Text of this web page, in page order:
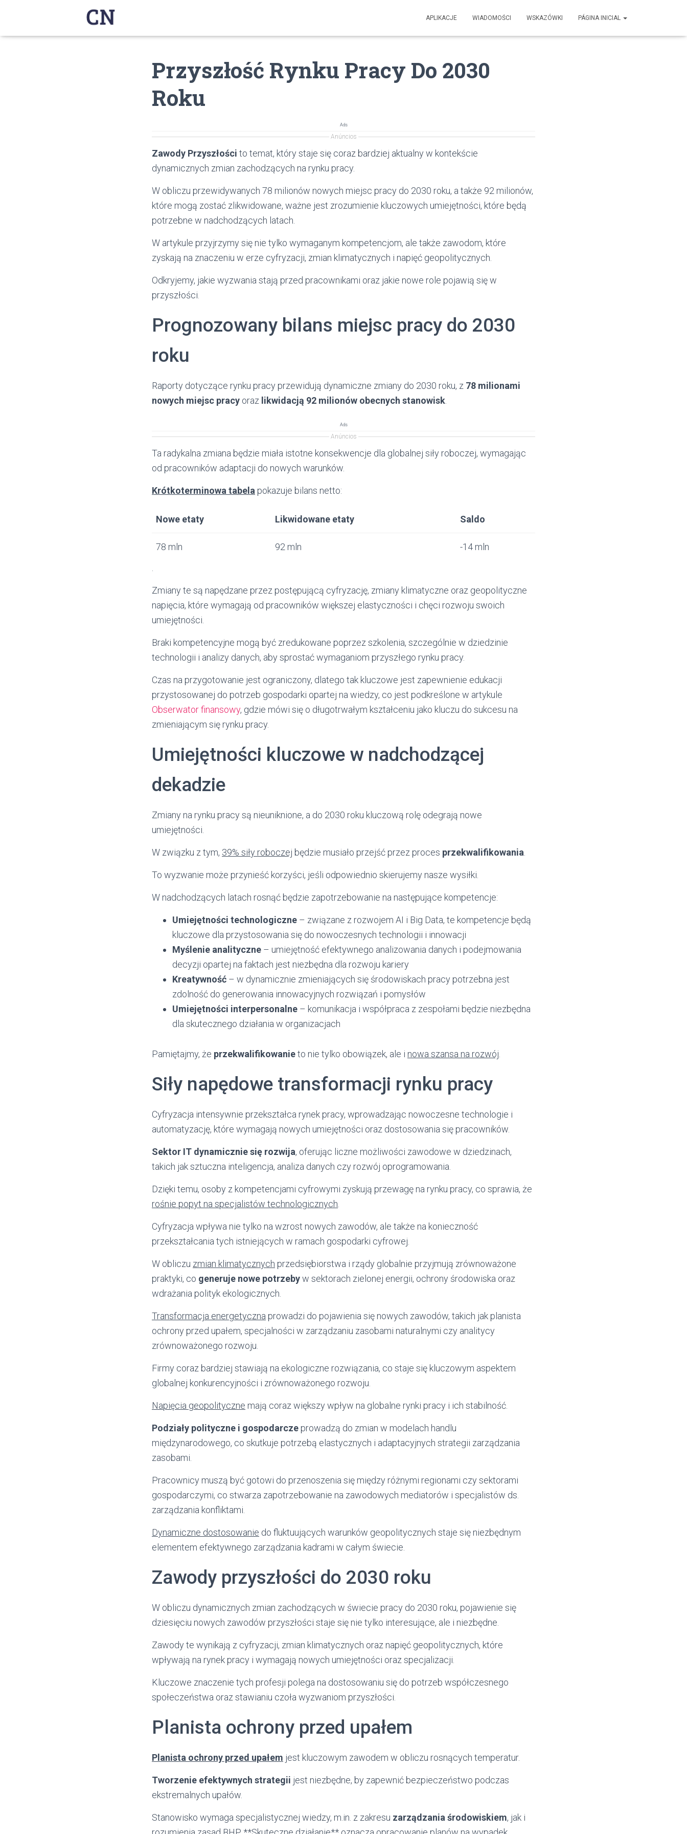
APLIKACJE WIADOMOŚCI WSKAZÓWKI PÁGINA INICIAL
Przyszłość Rynku Pracy Do 2030
Roku
Ads
Anúncios
Zawody Przyszłości to temat, który staje się coraz bardziej aktualny w kontekście
dynamicznych zmian zachodzących na rynku pracy.
W obliczu przewidywanych 78 milionów nowych miejsc pracy do 2030 roku, a także 92 milionów,
które mogą zostać zlikwidowane, ważne jest zrozumienie kluczowych umiejętności, które będą
potrzebne w nadchodzących latach.
W artykule przyjrzymy się nie tylko wymaganym kompetencjom, ale także zawodom, które
zyskają na znaczeniu w erze cyfryzacji, zmian klimatycznych i napięć geopolitycznych.
Odkryjemy, jakie wyzwania stają przed pracownikami oraz jakie nowe role pojawią się w
przyszłości.
Prognozowany bilans miejsc pracy do 2030
roku
Raporty dotyczące rynku pracy przewidują dynamiczne zmiany do 2030 roku, z 78 milionami
nowych miejsc pracy oraz likwidacją 92 milionów obecnych stanowisk
Ads
Anúncios
Ta radykalna zmiana będzie miała istotne konsekwencje dla globalnej siły roboczej, wymagając
od pracowników adaptacji do nowych warunków.
Krótkoterminowa tabela pokazuje bilans netto:
Nowe etaty Likwidowane etaty Saldo
78 mln 92 mln
-14 mln
Zmiany te są napędzane przez postępującą cyfryzację, zmiany klimatyczne oraz geopolityczne
napięcia, które wymagają od pracowników większej elastyczności i chęci rozwoju swoich
umiejętności.
Braki kompetencyjne mogą być zredukowane poprzez szkolenia, szczególnie w dziedzinie
technologii i analizy danych, aby sprostać wymaganiom przyszłego rynku pracy.
Czas na przygotowanie jest ograniczony, dlatego tak kluczowe jest zapewnienie edukacji
przystosowanej do potrzeb gospodarki opartej na wiedzy, co jest podkreślone w artykule
Obserwator finansowy, gdzie mówi się o długotrwałym kształceniu jako kluczu do sukcesu na
zmieniającym się rynku pracy.
Umiejętności kluczowe w nadchodzącej
dekadzie
Zmiany na rynku pracy są nieuniknione, a do 2030 roku kluczową rolę odegrają nowe
umiejętności.
W związku z tym, 39% siły roboczej będzie musiało przejść przez proces przekwalifikowania
To wyzwanie może przynieść korzyści, jeśli odpowiednio skierujemy nasze wysiłki.
W nadchodzących latach rosnąć będzie zapotrzebowanie na następujące kompetencje:
Umiejętności technologiczne – związane z rozwojem AI i Big Data, te kompetencje będą
kluczowe dla przystosowania się do nowoczesnych technologii i innowacji
Myślenie analityczne – umiejętność efektywnego analizowania danych i podejmowania
decyzji opartej na faktach jest niezbędna dla rozwoju kariery
Kreatywność – w dynamicznie zmieniających się środowiskach pracy potrzebna jest
zdolność do generowania innowacyjnych rozwiązań i pomysłów
Umiejętności interpersonalne – komunikacja i współpraca z zespołami będzie niezbędna
dla skutecznego działania w organizacjach
Pamiętajmy, że przekwalifikowanieto nie tylko obowiązek, ale i nowa szansa na rozwój
Siły napędowe transformacji rynku pracy
Cyfryzacja intensywnie przekształca rynek pracy, wprowadzając nowoczesne technologie i
automatyzację, które wymagają nowych umiejętności oraz dostosowania się pracowników.
Sektor IT dynamicznie się rozwija, oferując liczne możliwości zawodowe w dziedzinach,
takich jak sztuczna inteligencja, analiza danych czy rozwój oprogramowania.
Dzięki temu, osoby z kompetencjami cyfrowymi zyskują przewagę na rynku pracy, co sprawia, że
rośnie popyt na specjalistów technologicznych
Cyfryzacja wpływa nie tylko na wzrost nowych zawodów, ale także na konieczność
przekształcania tych istniejących w ramach gospodarki cyfrowej.
W obliczu zmian klimatycznych przedsiębiorstwa i rządy globalnie przyjmują zrównoważone
praktyki, co generuje nowe potrzebyw sektorach zielonej energii, ochrony środowiska oraz
wdrażania polityk ekologicznych.
Transformacja energetyczna prowadzi do pojawienia się nowych zawodów, takich jak planista
ochrony przed upałem, specjalności w zarządzaniu zasobami naturalnymi czy analitycy
zrównoważonego rozwoju.
Firmy coraz bardziej stawiają na ekologiczne rozwiązania, co staje się kluczowym aspektem
globalnej konkurencyjności i zrównoważonego rozwoju.
Napięcia geopolityczne mają coraz większy wpływ na globalne rynki pracy i ich stabilność.
Podziały polityczne i gospodarcze prowadzą do zmian w modelach handlu
międzynarodowego, co skutkuje potrzebą elastycznych i adaptacyjnych strategii zarządzania
zasobami.
Pracownicy muszą być gotowi do przenoszenia się między różnymi regionami czy sektorami
gospodarczymi, co stwarza zapotrzebowanie na zawodowych mediatorów i specjalistów ds.
zarządzania konfliktami.
Dynamiczne dostosowanie do fluktuujących warunków geopolitycznych staje się niezbędnym
elementem efektywnego zarządzania kadrami w całym świecie.
Zawody przyszłości do 2030 roku
W obliczu dynamicznych zmian zachodzących w świecie pracy do 2030 roku, pojawienie się
dziesięciu nowych zawodów przyszłości staje się nie tylko interesujące, ale i niezbędne.
Zawody te wynikają z cyfryzacji, zmian klimatycznych oraz napięć geopolitycznych, które
wpływają na rynek pracy i wymagają nowych umiejętności oraz specjalizacji.
Kluczowe znaczenie tych profesji polega na dostosowaniu się do potrzeb współczesnego
społeczeństwa oraz stawianiu czoła wyzwaniom przyszłości.
Planista ochrony przed upałem
Planista ochrony przed upałem jest kluczowym zawodem w obliczu rosnących temperatur.
Tworzenie efektywnych strategii jest niezbędne, by zapewnić bezpieczeństwo podczas
ekstremalnych upałów.
Stanowisko wymaga specjalistycznej wiedzy, m.in. z zakresu zarządzania środowiskiem, jak i